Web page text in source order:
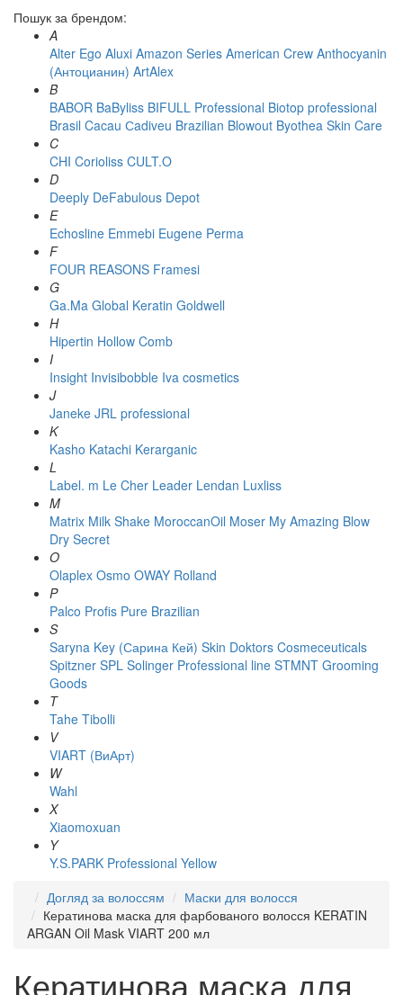
Пошук за брендом:
A
Alter Ego Aluxi Amazon Series American Crew Anthocyanin
(Антоцианин) ArtAlex
B
BABOR BaByliss BIFULL Professional Biotop professional
Brasil Cacau Сadiveu Brazilian Blowout Byothea Skin Care
C
CHI Corioliss CULT.O
D
Deeply DeFabulous Depot
E
Echosline Emmebi Eugene Perma
F
FOUR REASONS Framesi
G
Ga.Ma Global Keratin Goldwell
H
Hipertin Hollow Comb
I
Insight Invisibobble Iva cosmetics
J
Janeke JRL professional
K
Kasho Katachi Kerarganic
L
Label. m Le Cher Leader Lendan Luxliss
M
Matrix Milk Shake MoroccanOil Moser My Amazing Blow
Dry Secret
O
Olaplex Osmo OWAY Rolland
P
Palco Profis Pure Brazilian
S
Saryna Key (Сарина Кей) Skin Doktors Cosmeceuticals
Spitzner SPL Solinger Professional line STMNT Grooming
Goods
T
Tahe Tibolli
V
VIART (ВиАрт)
W
Wahl
X
Xiaomoxuan
Y
Y.S.PARK Professional Yellow
Догляд за волоссям
Маски для волосся
Кератинова маска для фарбованого волосся KERATIN
ARGAN Oil Mask VIART 200 мл
Кератинова маска для